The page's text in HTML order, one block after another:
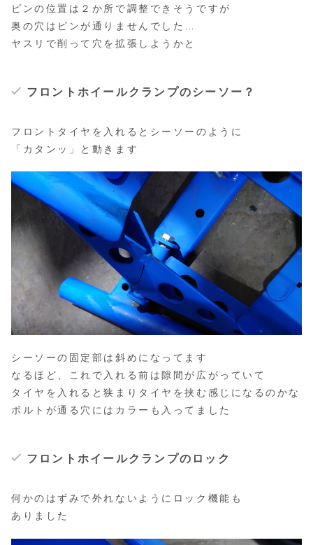
ピンの位置は２か所で調整できそうですが
奥の穴はピンが通りませんでした…
ヤスリで削って穴を拡張しようかと
フロントホイールクランプのシーソー？
フロントタイヤを入れるとシーソーのように
「カタンッ」と動きます
シーソーの固定部は斜めになってます
なるほど、これで入れる前は隙間が広がっていて
タイヤを入れると狭まりタイヤを挟む感じになるのかな
ボルトが通る穴にはカラーも入ってました
フロントホイールクランプのロック
何かのはずみで外れないようにロック機能も
ありました